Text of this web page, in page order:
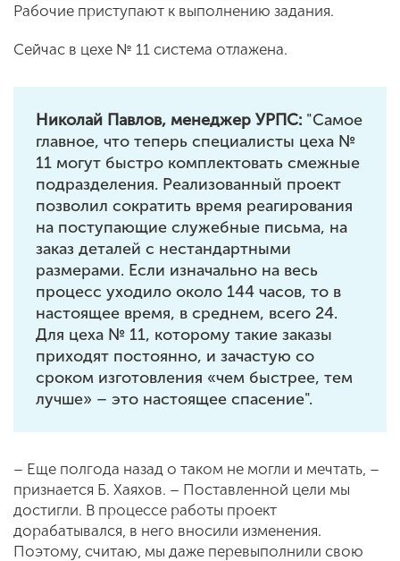
Рабочие приступают к выполнению задания.
Сейчас в цехе № 11 система отлажена.
Николай Павлов, менеджер УРПС: "Самое
главное, что теперь специалисты цеха №
11 могут быстро комплектовать смежные
подразделения. Реализованный проект
позволил сократить время реагирования
на поступающие служебные письма, на
заказ деталей с нестандартными
размерами. Если изначально на весь
процесс уходило около 144 часов, то в
настоящее время, в среднем, всего 24.
Для цеха № 11, которому такие заказы
приходят постоянно, и зачастую со
сроком изготовления «чем быстрее, тем
лучше» – это настоящее спасение".
– Еще полгода назад о таком не могли и мечтать, –
признается Б. Хаяхов. – Поставленной цели мы
достигли. В процессе работы проект
дорабатывался, в него вносили изменения.
Поэтому, считаю, мы даже перевыполнили свою